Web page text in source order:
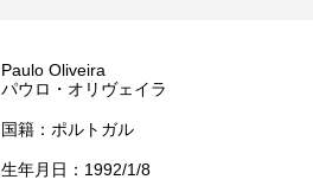
Paulo Oliveira
パウロ・オリヴェイラ
国籍：ポルトガル
生年月日：1992/1/8